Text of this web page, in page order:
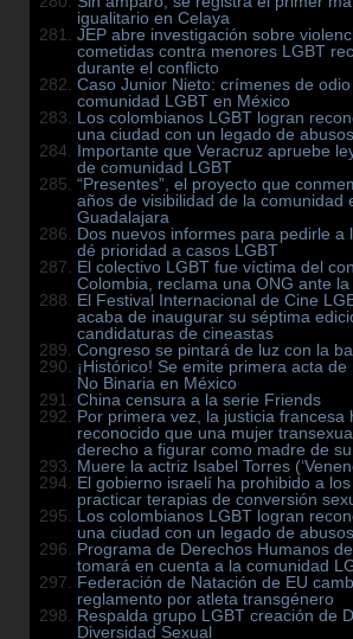
igualitario en Celaya
JEP abre investigación sobre
cometidas contra menores LGBT
durante el conflicto
Caso Junior Nieto: crímenes de
comunidad LGBT en México
Los colombianos LGBT logran
una ciudad con un legado de abusos
Importante que Veracruz apruebe
de comunidad LGBT
“Presentes”, el proyecto que
años de visibilidad de la comunidad
Guadalajara
Dos nuevos informes para pedirle a
dé prioridad a casos LGBT
El colectivo LGBT fue víctima del
Colombia, reclama una ONG ante la
El Festival Internacional de Cine
acaba de inaugurar su séptima
candidaturas de cineastas
Congreso se pintará de luz con la
¡Histórico! Se emite primera acta de
No Binaria en México
China censura a la serie Friends
Por primera vez, la justicia francesa
reconocido que una mujer
derecho a figurar como madre de
Muere la actriz Isabel Torres
El gobierno israelí ha prohibido a
practicar terapias de conversión
Los colombianos LGBT logran
una ciudad con un legado de abusos
Programa de Derechos Humanos
tomará en cuenta a la comunidad
Federación de Natación de EU
reglamento por atleta transgénero
Respalda grupo LGBT creación de
Diversidad Sexual